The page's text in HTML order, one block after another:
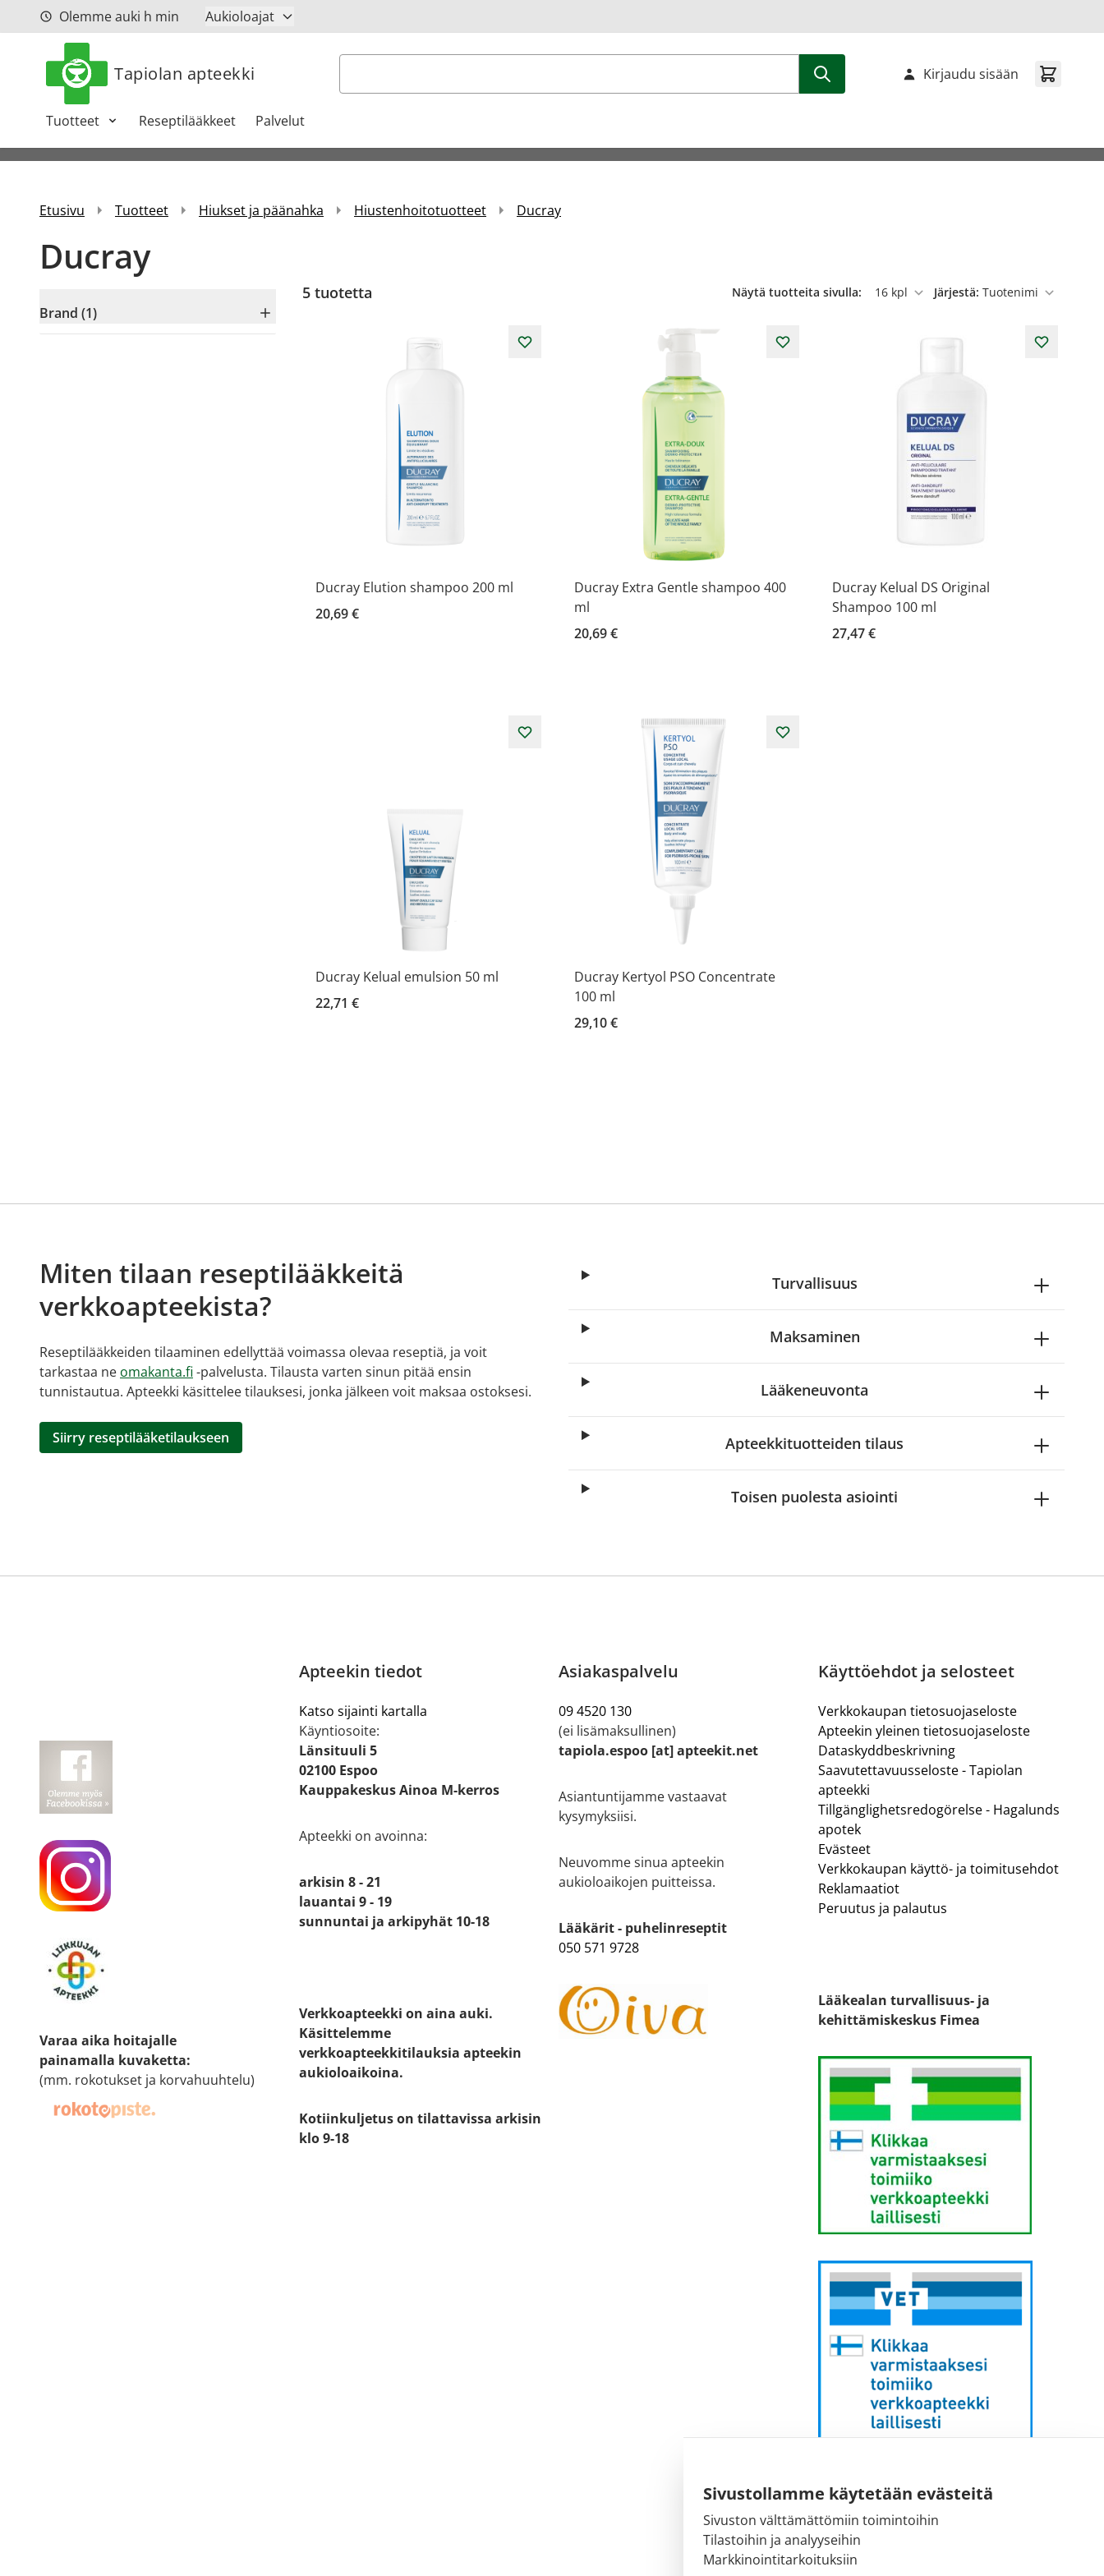
Sivustollamme käytetään evästeitä
Sivuston välttämättömiin toimintoihin
Tilastoihin ja analyyseihin
Markkinointitarkoituksiin
Siirry sisältöönOlemme auki h min Aukioloajat
Tapiolan apteekki Haku
Tuotteet Reseptilääkkeet Palvelut
Kirjaudu sisään
Etusivu Tuotteet Hiukset ja päänahka Hiustenhoitotuotteet Ducray
Ducray
Brand (1)
5 tuotetta Näytä tuotteita sivulla:
per sivu
Järjestä:
Ducray Elution shampoo 200 ml
20,69 €
Ducray Extra Gentle shampoo 400
ml
20,69 €
Ducray Kelual DS Original
Shampoo 100 ml
27,47 €
Ducray Kelual emulsion 50 ml
22,71 €
Ducray Kertyol PSO Concentrate
100 ml
29,10 €
Miten tilaan reseptilääkkeitä
verkkoapteekista?
Reseptilääkkeiden tilaaminen edellyttää voimassa olevaa reseptiä, ja voit
tarkastaa ne omakanta.fi -palvelusta. Tilausta varten sinun pitää ensin
tunnistautua. Apteekki käsittelee tilauksesi, jonka jälkeen voit maksaa ostoksesi.
Siirry reseptilääketilaukseen
Turvallisuus
Maksaminen
Lääkeneuvonta
Apteekkituotteiden tilaus
Toisen puolesta asiointi
Varaa aika hoitajalle
painamalla kuvaketta:
(mm. rokotukset ja korvahuuhtelu)
Apteekin tiedot
Katso sijainti kartalla
Käyntiosoite:
Länsituuli 5
02100 Espoo
Kauppakeskus Ainoa M-kerros
Apteekki on avoinna:
arkisin 8 - 21
lauantai 9 - 19
sunnuntai ja arkipyhät 10-18
Verkkoapteekki on aina auki.
Käsittelemme
verkkoapteekkitilauksia apteekin
aukioloaikoina.
Kotiinkuljetus on tilattavissa arkisin
klo 9-18
Asiakaspalvelu
09 4520 130
(ei lisämaksullinen)
tapiola.espoo [at] apteekit.net
Asiantuntijamme vastaavat
kysymyksiisi.
Neuvomme sinua apteekin
aukioloaikojen puitteissa.
Lääkärit - puhelinreseptit
050 571 9728
Käyttöehdot ja selosteet
Verkkokaupan tietosuojaseloste
Apteekin yleinen tietosuojaseloste
Dataskyddbeskrivning
Saavutettavuusseloste - Tapiolan
apteekki
Tillgänglighetsredogörelse - Hagalunds
apotek
Evästeet
Verkkokaupan käyttö- ja toimitusehdot
Reklamaatiot
Peruutus ja palautus
Lääkealan turvallisuus- ja
kehittämiskeskus Fimea
kirjaamo [at] fimea.fi
Fimean vaihde:
029 522 3341